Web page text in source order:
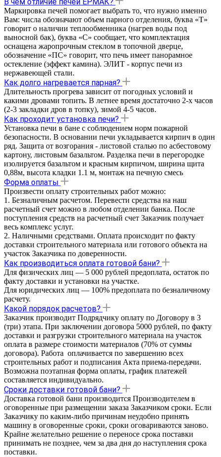
В чем отличие печей ЕРМАК?
Маркировка печей помогает выбрать то, что нужно именно
Вам: числа обозначают объем парного отделения, буква «Т»
говорит о наличии теплообменника (нагрев воды под
выносной бак), буква «С» сообщает, что комплектация
оснащена жаропрочным стеклом в топочной дверце,
обозначение «ПС» говорит, что печь имеет панорамное
остекление (эффект камина). ЭЛИТ - корпус печи из
нержавеющей стали.
Как долго нагревается парная?
Длительность прогрева зависит от погодных условий и
какими дровами топить. В летнее время достаточно 2-х часов
(2-3 закладки дров в топку), зимой 4-5 часов.
Как проходит установка печи?
Установка печи в бане с соблюдением норм пожарной
безопасности. В основании печи укладывается кирпич в один
ряд. Защита от возгорания - листовой сталью по асбестовому
картону, листовым базальтом. Разделка печи в перегородке
изолируется базальтом и красным кирпичом, ширина щита
0,88м, высота кладки 1.1 м, монтаж на печную смесь
Форма оплаты
Произвести оплату строительных работ можно:
1. Безналичным расчетом. Перевести средства на наш
расчетный счет можно в любом отделении банка. После
поступления средств на расчетный счет Заказчик получает
весь комплекс услуг.
2. Наличными средствами. Оплата происходит по факту
доставки строительного материала или готового объекта на
участок Заказчика по доверенности.
Как производиться оплата готовой бани?
Для физических лиц — 5 000 рублей предоплата, остаток по
факту доставки и установки на участке.
Для юридических лиц — 100% предоплата по безналичному
расчету.
Какой порядок расчетов?
Заказчик производит Подрядчику оплату по Договору в 3
(три) этапа. При заключении договора 5000 рублей, по факту
доставки и разгрузки строительного материала на участок
оплата в размере стоимости материалов (70% от суммы
договора). Работа оплачивается по завершению всех
строительных работ и подписания Акта приема-передачи.
Возможна поэтапная форма оплаты, график платежей
составляется индивидуально.
Сроки доставки готовой бани?
Доставка готовой бани производится Производителем в
оговоренные при размещении заказа Заказчиком сроки. Если
Заказчику по каким-либо причинам неудобно принять
машину в оговоренные сроки, сроки оговариваются заново.
Крайне желательно решение о переносе срока поставки
принимать не позднее, чем за два дня до наступления срока
поставки.